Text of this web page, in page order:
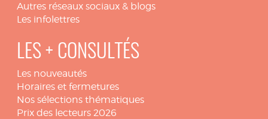
Autres réseaux sociaux & blogs
Les infolettres
LES + CONSULTÉS
Les nouveautés
Horaires et fermetures
Nos sélections thématiques
Prix des lecteurs 2026